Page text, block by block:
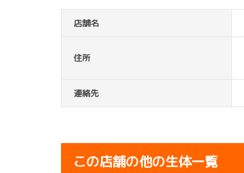
店舗名
住所
連絡先
この店舗の他の生体一覧